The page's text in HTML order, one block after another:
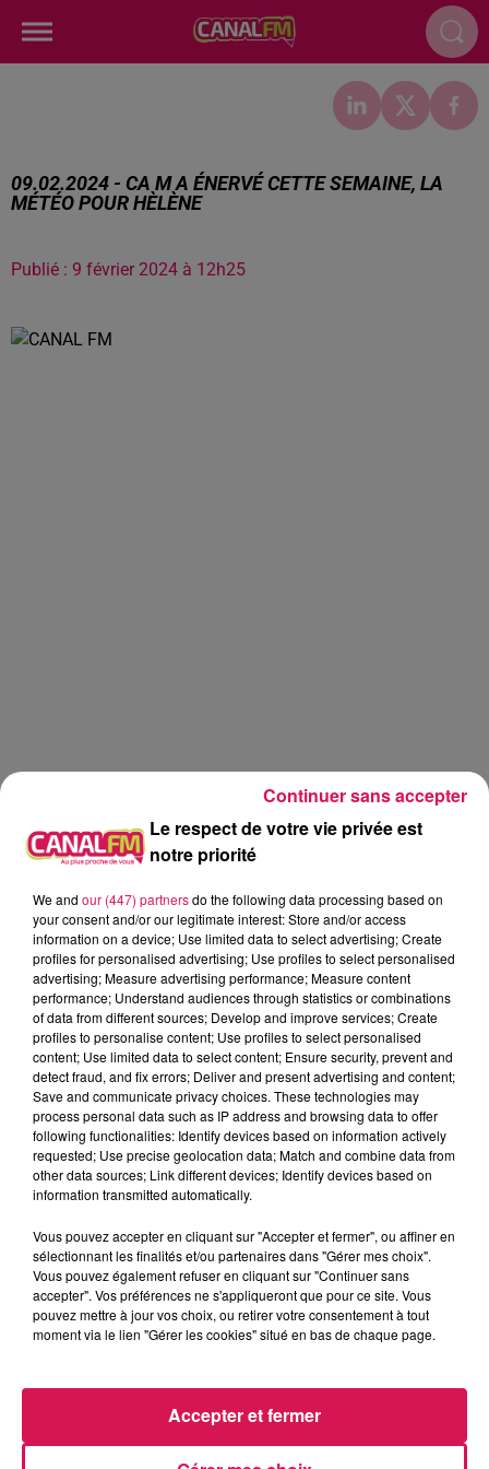
09.02.2024 - CA M A ÉNERVÉ CETTE SEMAINE, LA
MÉTÉO POUR HÈLÈNE
Publié : 9 février 2024 à 12h25
Canal fm
Geoffrey Deloux
La Ligne des Auditeurs
0:00 3 min 7 sec
9 février 2024 - 3 min 7 sec
09.02.2024 - CA M A ÉNERVÉ CETTE SEMAINE, LA
MÉTÉO POUR HÈLÈNE
Revivez les meilleurs moments de la Ligne des Auditeurs
Le respect de votre vie privée est
notre priorité
We and our (447) partnersdo the following data processing based on
your consent and/or our legitimate interest: Store and/or access
information on a device; Use limited data to select advertising; Create
profiles for personalised advertising; Use profiles to select personalised
advertising; Measure advertising performance; Measure content
performance; Understand audiences through statistics or combinations
of data from different sources; Develop and improve services; Create
profiles to personalise content; Use profiles to select personalised
content; Use limited data to select content; Ensure security, prevent and
detect fraud, and fix errors; Deliver and present advertising and content;
Save and communicate privacy choices. These technologies may
process personal data such as IP address and browsing data to offer
following functionalities: Identify devices based on information actively
requested; Use precise geolocation data; Match and combine data from
other data sources; Link different devices; Identify devices based on
information transmitted automatically.
Vous pouvez accepter en cliquant sur "Accepter et fermer", ou affiner en
sélectionnant les finalités et/ou partenaires dans "Gérer mes choix".
Vous pouvez également refuser en cliquant sur "Continuer sans
accepter". Vos préférences ne s'appliqueront que pour ce site. Vous
pouvez mettre à jour vos choix, ou retirer votre consentement à tout
moment via le lien "Gérer les cookies" situé en bas de chaque page.
Accepter et fermer
Continuer sans accepter